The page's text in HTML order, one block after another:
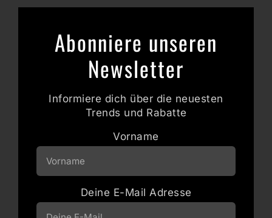
Abonniere unseren
Newsletter
Informiere dich über die neuesten
Trends und Rabatte
Vorname
Deine E-Mail Adresse